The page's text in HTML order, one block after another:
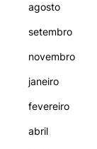
agosto
setembro
novembro
janeiro
fevereiro
abril